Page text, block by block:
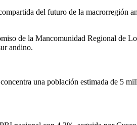
del futuro de la macrorregión
de la Mancomunidad Regional de
andino.
una población estimada de 5